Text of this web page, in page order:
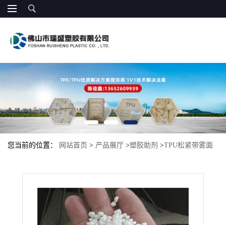
您当前的位置： 网站首页 > 产品展厅 >塑胶助剂 >TPU松紧带雾面